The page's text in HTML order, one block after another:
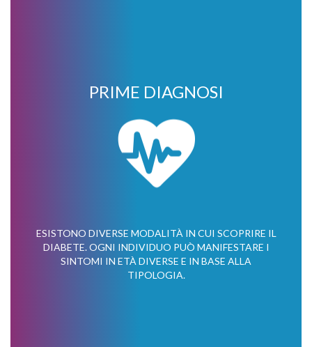
PRIME DIAGNOSI
ESISTONO DIVERSE MODALITÀ IN CUI SCOPRIRE IL
DIABETE. OGNI INDIVIDUO PUÒ MANIFESTARE I
SINTOMI IN ETÀ DIVERSE E IN BASE ALLA
TIPOLOGIA.